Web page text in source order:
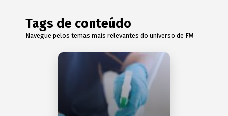
Tags de conteúdo
Navegue pelos temas mais relevantes do universo de FM